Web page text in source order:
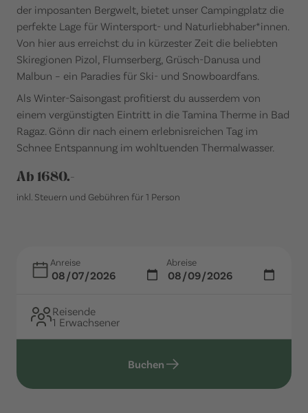
der imposanten Bergwelt, bietet unser Campingplatz die
perfekte Lage für Wintersport- und Naturliebhaber*innen.
Von hier aus erreichst du in kürzester Zeit die beliebten
Skiregionen Pizol, Flumserberg, Grüsch-Danusa und
Malbun – ein Paradies für Ski- und Snowboardfans.
Als Winter-Saisongast profitierst du ausserdem von
einem vergünstigten Eintritt in die Tamina Therme in Bad
Ragaz. Gönn dir nach einem erlebnisreichen Tag im
Schnee Entspannung im wohltuenden Thermalwasser.
Ab 1680.-
inkl. Steuern und Gebühren für 1 Person
Anreise Abreise
Reisende
1 Erwachsener
Buchen